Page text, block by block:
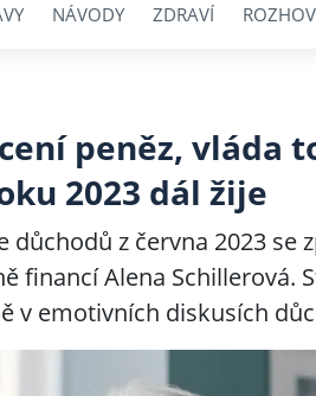
NÁVODY ZDRAVÍ
peněz, vláda
2023 dál žije
důchodů z června 2023 se
financí Alena Schillerová.
v emotivních diskusích